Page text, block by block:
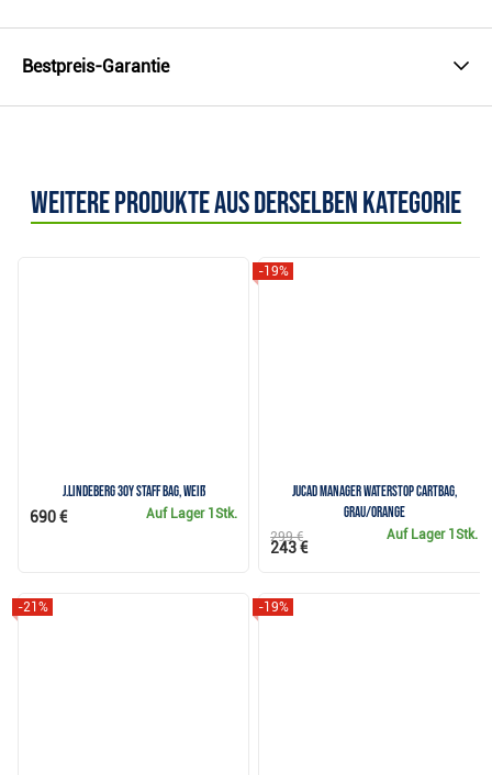
Bestpreis-Garantie
Weitere Produkte aus derselben Kategorie
J.Lindeberg 30Y Staff Bag, weiß
Auf Lager 1Stk.
690 €
JuCad Manager Waterstop Cartbag,
grau/orange
-19%
Auf Lager 1Stk.
299 €
243 €
-21% -19%